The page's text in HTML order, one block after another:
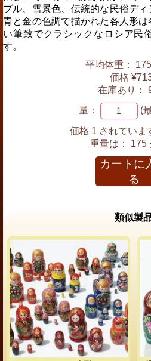
プル、雪景色、伝統的な民俗デ
青と金の色調で描かれた各人形
い筆致でクラシックなロシア民
す。
平均体重：
価格
在庫あり：
量： (
価格 1 されていま
重量は： 175
カートに
る
類似製